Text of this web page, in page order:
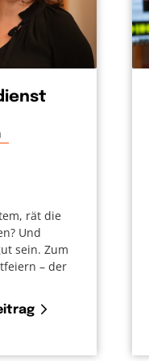
rät die
Und
sein. Zum
– der